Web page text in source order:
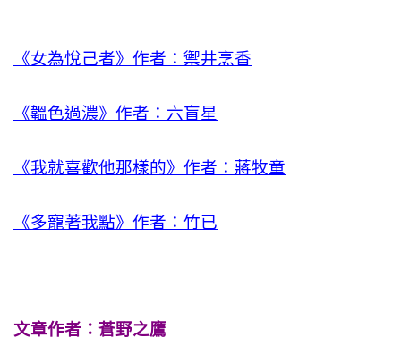
《女為悅己者》作者：禦井烹香
《韞色過濃》作者：六盲星
《我就喜歡他那樣的》作者：蔣牧童
《多寵著我點》作者：竹已
文章作者：蒼野之鷹